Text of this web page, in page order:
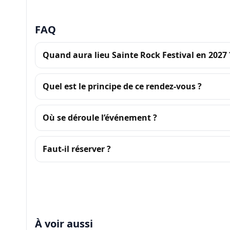
FAQ
Quand aura lieu Sainte Rock Festival en 2027
Quel est le principe de ce rendez-vous ?
Où se déroule l’événement ?
Faut-il réserver ?
À voir aussi